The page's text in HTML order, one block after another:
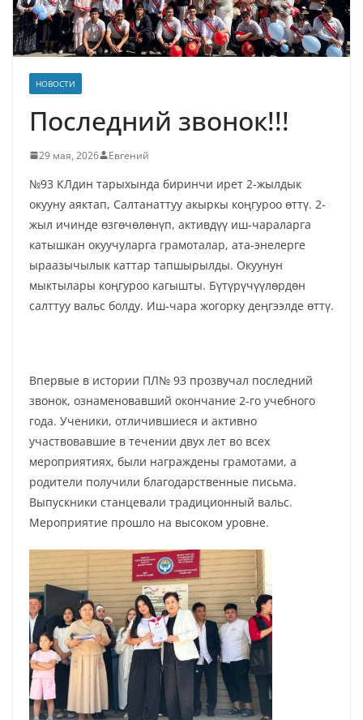
НОВОСТИ
Последний звонок!!!
29 мая, 2026 Евгений
№93 КЛдин тарыхында биринчи ирет 2-жылдык
окууну аяктап, Салтанаттуу акыркы коңгуроо өттү. 2-
жыл ичинде өзгөчөлөнүп, активдүү иш-чараларга
катышкан окуучуларга грамоталар, ата-энелерге
ыраазычылык каттар тапшырылды. Окуунун
мыктылары коңгуроо кагышты. Бүтүрүчүүлөрдөн
салттуу вальс болду. Иш-чара жогорку деңгээлде өттү.
Впервые в истории ПЛ№ 93 прозвучал последний
звонок, ознаменовавший окончание 2-го учебного
года. Ученики, отличившиеся и активно
участвовавшие в течении двух лет во всех
мероприятиях, были награждены грамотами, а
родители получили благодарственные письма.
Выпускники станцевали традиционный вальс.
Мероприятие прошло на высоком уровне.